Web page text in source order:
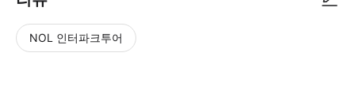
NOL 인터파크투어